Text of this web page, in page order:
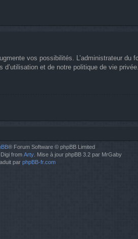
vos possibilités. L’administrateur
et de notre politique de vie
® Forum Software © phpBB Limited
from Arty . Mise à jour phpBB 3.2 par MrGaby
par phpBB-fr.com